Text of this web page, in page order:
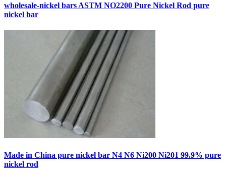
wholesale-nickel bars ASTM NO2200 Pure Nickel Rod pure
nickel bar
Made in China pure nickel bar N4 N6 Ni200 Ni201 99.9% pure
nickel rod